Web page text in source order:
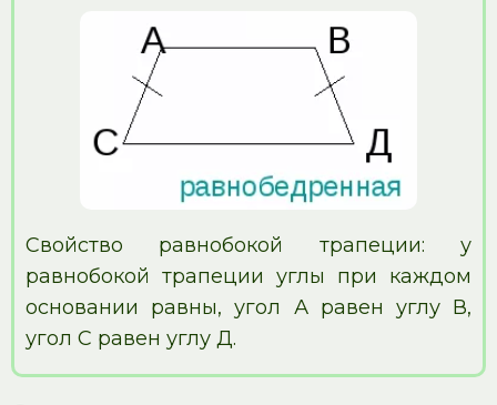
Свойство равнобокой трапеции: у
равнобокой трапеции углы при каждом
основании равны, угол А равен углу В,
угол С равен углу Д.